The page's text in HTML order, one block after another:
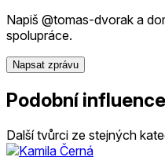
Napiš @tomas-dvorak a
spolupráce.
Napsat zprávu
Podobní
Další tvůrci ze stejných